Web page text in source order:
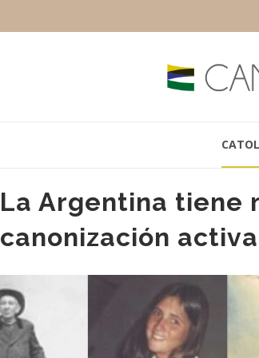
La Argentina tiene
canonización